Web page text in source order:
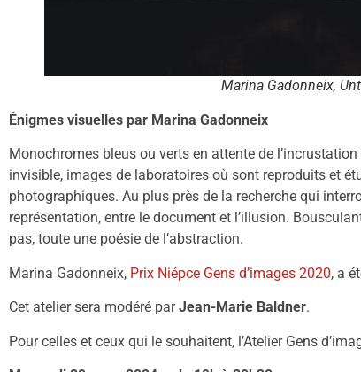
Marina Gadonneix,
Énigmes visuelles par Marina Gadonneix
Monochromes bleus ou verts en attente de
invisible, images de laboratoires où sont reproduits et
photographiques. Au plus près de la recherche qui
représentation, entre le document et l’illusion.
pas, toute une poésie de l’abstraction.
Marina Gadonneix, Prix Niépce Gens d’images 2020, a
Cet atelier sera modéré parJean-Marie Baldner.
Pour celles et ceux qui le souhaitent, l’Atelier Gens